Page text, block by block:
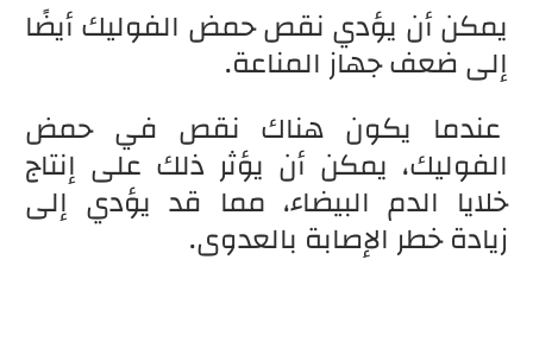
يمكن أن يؤدي نقص حمض الفوليك أيضًا
إلى ضعف جهاز المناعة.
عندما يكون هناك نقص في حمض
الفوليك، يمكن أن يؤثر ذلك على إنتاج
خلايا الدم البيضاء، مما قد يؤدي إلى
زيادة خطر الإصابة بالعدوى.